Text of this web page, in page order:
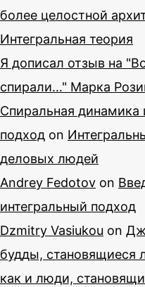
более целостной
Интегральная теория
Я дописал отзыв на
спирали…" Марка
Спиральная динамика
подход on
деловых людей
Andrey Fedotov on
интегральный подход
Dzmitry Vasiukou on
будды, становящиеся
как и люди,